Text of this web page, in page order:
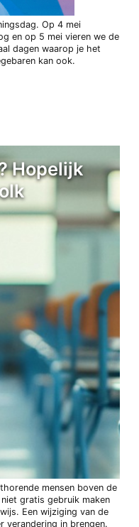
Op 4 mei
en op 5 mei vieren we de
dagen waarop je het
kan ook.
Hopelijk
mensen boven de
gratis gebruik maken
Een wijziging van de
verandering in brengen.